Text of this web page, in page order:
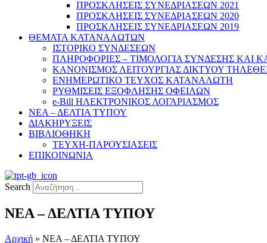
ΠΡΟΣΚΛΗΣΕΙΣ ΣΥΝΕΔΡΙΑΣΕΩΝ 2021
ΠΡΟΣΚΛΗΣΕΙΣ ΣΥΝΕΔΡΙΑΣΕΩΝ 2020
ΠΡΟΣΚΛΗΣΕΙΣ ΣΥΝΕΔΡΙΑΣΕΩΝ 2019
ΘΕΜΑΤΑ ΚΑΤΑΝΑΛΩΤΩΝ
ΙΣΤΟΡΙΚΟ ΣΥΝΔΕΣΕΩΝ
ΠΛΗΡΟΦΟΡΙΕΣ – ΤΙΜΟΛΟΓΙΑ ΣΥΝΔΕΣΗΣ ΚΑΙ
ΚΑΝΟΝΙΣΜΟΣ ΛΕΙΤΟΥΡΓΙΑΣ ΔΙΚΤΥΟΥ
ΕΝΗΜΕΡΩΤΙΚΟ ΤΕΥΧΟΣ ΚΑΤΑΝΑΛΩΤΗ
ΡΥΘΜΙΣΕΙΣ ΕΞΟΦΛΗΣΗΣ ΟΦΕΙΛΩΝ
e-Bill ΗΛΕΚΤΡΟΝΙΚΟΣ ΛΟΓΑΡΙΑΣΜΟΣ
ΝΕΑ – ΔΕΛΤΙΑ ΤΥΠΟΥ
ΔΙΑΚΗΡΥΞΕΙΣ
ΒΙΒΛΙΟΘΗΚΗ
ΤΕΥΧΗ-ΠΑΡΟΥΣΙΑΣΕΙΣ
ΕΠΙΚΟΙΝΩΝΙΑ
Search
ΝΕΑ – ΔΕΛΤΙΑ ΤΥΠΟΥ
Αρχική » ΝΕΑ – ΔΕΛΤΙΑ ΤΥΠΟΥ